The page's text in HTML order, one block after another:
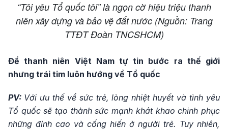
“Tôi yêu Tổ quốc tôi” là ngọn cờ hiệu triệu thanh
niên xây dựng và bảo vệ đất nước (Nguồn: Trang
TTĐT Đoàn TNCSHCM)
Để thanh niên Việt Nam tự tin bước ra thế giới
nhưng trái tim luôn hướng về Tổ quốc
PV: Với ưu thế về sức trẻ, lòng nhiệt huyết và tình yêu
Tổ quốc sẽ tạo thành sức mạnh khát khao chinh phục
những đỉnh cao và cống hiến ở người trẻ. Tuy nhiên,